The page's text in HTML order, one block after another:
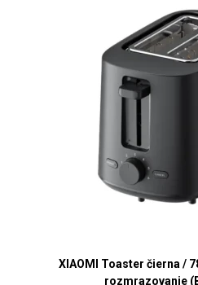
XIAOMI Toaster čierna /
rozmrazovanie